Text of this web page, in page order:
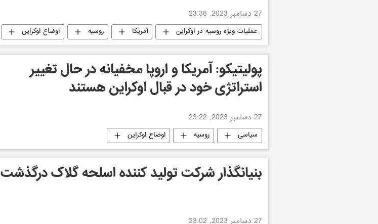
27 دسامبر 2023, 23:38
عملیات ویژه روسیه در اوکراین آمریکا روسیه اوضاع اوکراین
پولیتیکو: آمریکا و اروپا مخفیانه در حال تغییر
استراتژی خود در قبال اوکراین هستند
27 دسامبر 2023, 23:22
سیاسی روسیه اوضاع اوکراین
بنیانگذار شرکت تولید کننده اسلحه گلاک درگذشت